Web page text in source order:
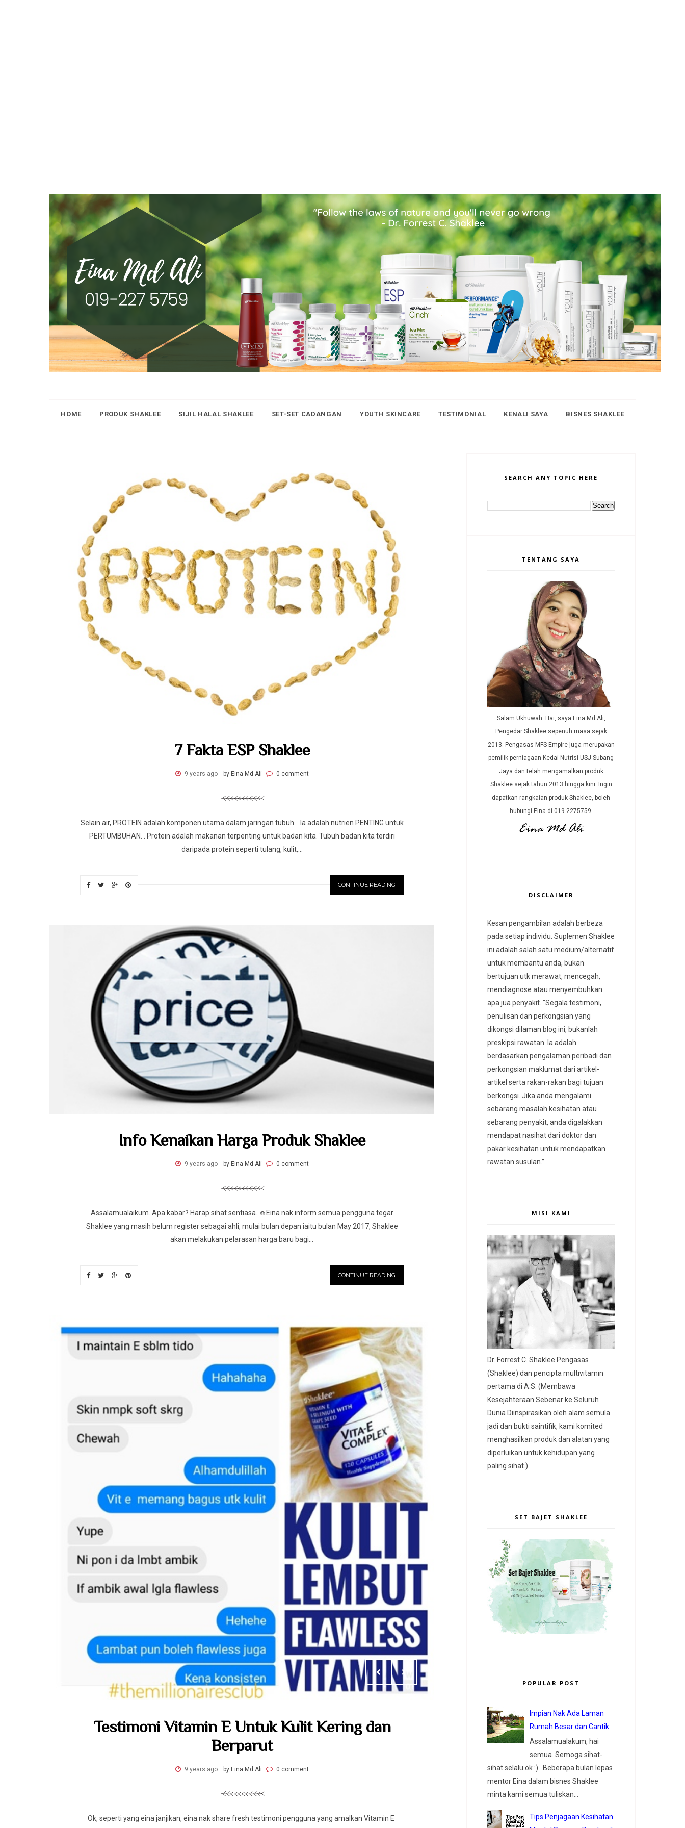
HOME PRODUK SHAKLEE SIJIL HALAL SHAKLEE SET-SET CADANGAN YOUTH SKINCARE TESTIMONIAL KENALI SAYA BISNES SHAKLEE
7 Fakta ESP Shaklee
9 years ago by Eina Md Ali 0 comment
Selain air, PROTEIN adalah komponen utama dalam jaringan tubuh. . Ia adalah nutrien PENTING untuk
PERTUMBUHAN. . Protein adalah makanan terpenting untuk badan kita. Tubuh badan kita terdiri
daripada protein seperti tulang, kulit,...
CONTINUE READING
Info Kenaikan Harga Produk Shaklee
9 years ago by Eina Md Ali 0 comment
Assalamualaikum. Apa kabar? Harap sihat sentiasa. ☺️Eina nak inform semua pengguna tegar
Shaklee yang masih belum register sebagai ahli, mulai bulan depan iaitu bulan May 2017, Shaklee
akan melakukan pelarasan harga baru bagi...
CONTINUE READING
Testimoni Vitamin E Untuk Kulit Kering dan
Berparut
9 years ago by Eina Md Ali 0 comment
Ok, seperti yang eina janjikan, eina nak share fresh testimoni pengguna yang amalkan Vitamin E
SEARCH ANY TOPIC HERE
TENTANG SAYA
Salam Ukhuwah. Hai, saya Eina Md Ali,
Pengedar Shaklee sepenuh masa sejak
2013. Pengasas MFS Empire juga merupakan
pemilik perniagaan Kedai Nutrisi USJ Subang
Jaya dan telah mengamalkan produk
Shaklee sejak tahun 2013 hingga kini. Ingin
dapatkan rangkaian produk Shaklee, boleh
hubungi Eina di 019-2275759.
DISCLAIMER
Kesan pengambilan adalah berbeza
pada setiap individu. Suplemen Shaklee
ini adalah salah satu medium/alternatif
untuk membantu anda, bukan
bertujuan utk merawat, mencegah,
mendiagnose atau menyembuhkan
apa jua penyakit. "Segala testimoni,
penulisan dan perkongsian yang
dikongsi dilaman blog ini, bukanlah
preskipsi rawatan. Ia adalah
berdasarkan pengalaman peribadi dan
perkongsian maklumat dari artikel-
artikel serta rakan-rakan bagi tujuan
berkongsi. Jika anda mengalami
sebarang masalah kesihatan atau
sebarang penyakit, anda digalakkan
mendapat nasihat dari doktor dan
pakar kesihatan untuk mendapatkan
rawatan susulan.”
MISI KAMI
Dr. Forrest C. Shaklee Pengasas
(Shaklee) dan pencipta multivitamin
pertama di A.S. (Membawa
Kesejahteraan Sebenar ke Seluruh
Dunia Diinspirasikan oleh alam semula
jadi dan bukti saintifik, kami komited
menghasilkan produk dan alatan yang
diperluikan untuk kehidupan yang
paling sihat.)
SET BAJET SHAKLEE
POPULAR POST
Impian Nak Ada Laman
Rumah Besar dan Cantik
Assalamualakum, hai
semua. Semoga sihat-
sihat selalu ok :) Beberapa bulan lepas
mentor Eina dalam bisnes Shaklee
minta kami semua tuliskan...
Tips Penjagaan Kesihatan